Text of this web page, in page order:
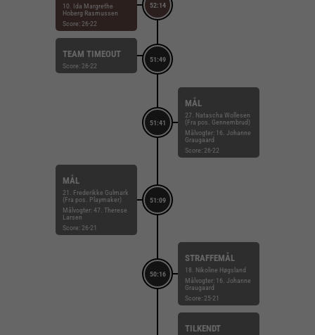
52:14
10. Ida Margrethe
Hoberg Rasmussen
Score: 26-22
51:49
TEAM TIMEOUT
Score: 26-22
51:41
MÅL
27. Natascha Wollesen
(Fra pos. Gennembrud)
Målvogter: 16. Johanne
Graugaard
Score: 26-22
51:09
MÅL
21. Frederikke Gulmark
(Fra pos. Playmaker)
Målvogter: 47. Therese
Larsen
Score: 26-21
50:16
STRAFFEMÅL
18. Nikoline Høgsland
Målvogter: 16. Johanne
Graugaard
Score: 25-21
TILKENDT